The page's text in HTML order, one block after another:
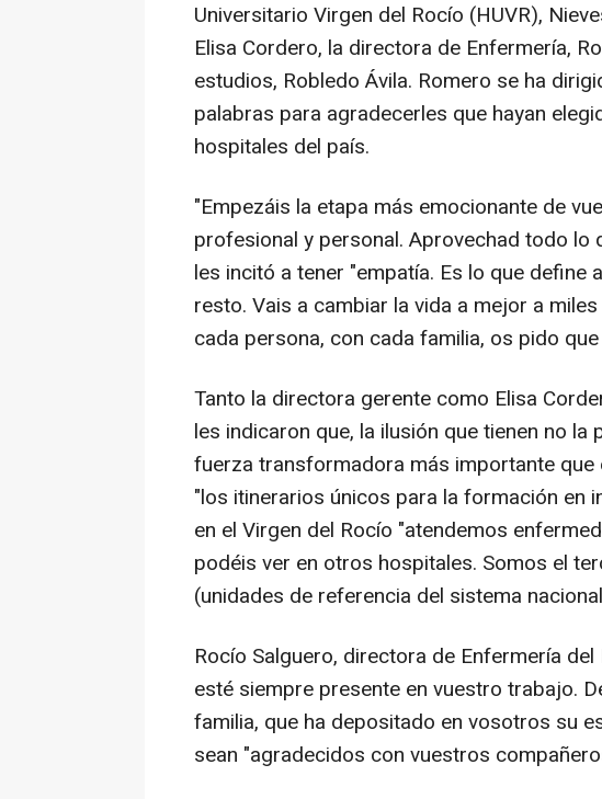
Universitario Virgen del Rocío (HUVR),
Elisa Cordero, la directora de Enfermería,
estudios, Robledo Ávila. Romero se ha
palabras para agradecerles que hayan
hospitales del país.
"Empezáis la etapa más emocionante de
profesional y personal. Aprovechad todo
les incitó a tener "empatía. Es lo que
resto. Vais a cambiar la vida a mejor a
cada persona, con cada familia, os pido
Tanto la directora gerente como Elisa
les indicaron que, la ilusión que tienen no la
fuerza transformadora más importante que
"los itinerarios únicos para la formación en
en el Virgen del Rocío "atendemos
podéis ver en otros hospitales. Somos el
(unidades de referencia del sistema
Rocío Salguero, directora de Enfermería
esté siempre presente en vuestro trabajo.
familia, que ha depositado en vosotros su
sean "agradecidos con vuestros